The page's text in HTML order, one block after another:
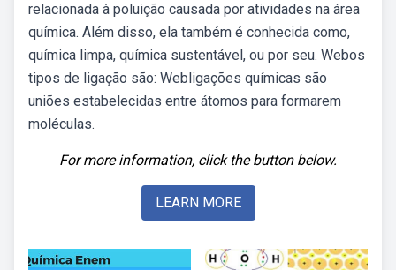
relacionada à poluição causada por atividades na área
química. Além disso, ela também é conhecida como,
química limpa, química sustentável, ou por seu. Webos
tipos de ligação são: Webligações químicas são
uniões estabelecidas entre átomos para formarem
moléculas.
For more information, click the button below.
LEARN MORE